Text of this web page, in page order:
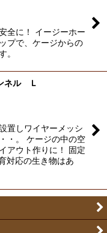
全に！ イージーホー
プで、ケージからの
。
ネル Ｌ
置しワイヤーメッシ
・。 ケージの中の空
アウト作りに！ 固定
応の生き物はあ